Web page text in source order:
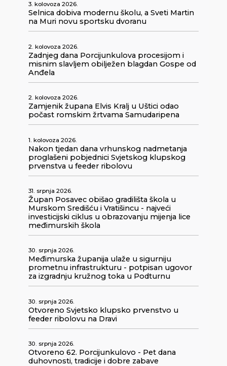
3. kolovoza 2026.
Selnica dobiva modernu školu, a Sveti Martin
na Muri novu sportsku dvoranu
2. kolovoza 2026.
Zadnjeg dana Porcijunkulova procesijom i
misnim slavljem obilježen blagdan Gospe od
Anđela
2. kolovoza 2026.
Zamjenik župana Elvis Kralj u Uštici odao
počast romskim žrtvama Samudaripena
1. kolovoza 2026.
Nakon tjedan dana vrhunskog nadmetanja
proglašeni pobjednici Svjetskog klupskog
prvenstva u feeder ribolovu
31. srpnja 2026.
Župan Posavec obišao gradilišta škola u
Murskom Središću i Vratišincu - najveći
investicijski ciklus u obrazovanju mijenja lice
međimurskih škola
30. srpnja 2026.
Međimurska županija ulaže u sigurniju
prometnu infrastrukturu - potpisan ugovor
za izgradnju kružnog toka u Podturnu
30. srpnja 2026.
Otvoreno Svjetsko klupsko prvenstvo u
feeder ribolovu na Dravi
30. srpnja 2026.
Otvoreno 62. Porcijunkulovo - Pet dana
duhovnosti, tradicije i dobre zabave